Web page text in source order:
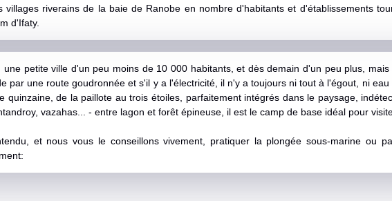
villages riverains de la baie de Ranobe en nombre d'habitants et d'établissements
d'Ifaty.
une petite ville d'un peu moins de 10 000 habitants, et dès demain d'un peu plus,
par une route goudronnée et s'il y a l'électricité, il n'y a toujours ni tout à l'égout, ni
quinzaine, de la paillote au trois étoiles, parfaitement intégrés dans le paysage,
vazahas... - entre lagon et forêt épineuse, il est le camp de base idéal pour
et nous vous le conseillons vivement, pratiquer la plongée sous-marine ou